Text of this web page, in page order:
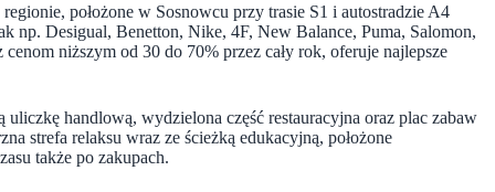
położone w Sosnowcu przy trasie S1 i autostradzie A4
Desigual, Benetton, Nike, 4F, New Balance, Puma, Salomon,
niższym od 30 do 70% przez cały rok, oferuje najlepsze
handlową, wydzielona część restauracyjna oraz plac zabaw
strefa relaksu wraz ze ścieżką edukacyjną, położone
także po zakupach.